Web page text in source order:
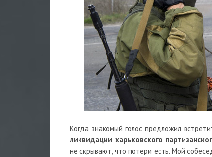
Когда знакомый голос предложил
ликвидации харьковского
не скрывают, что потери есть. Мой